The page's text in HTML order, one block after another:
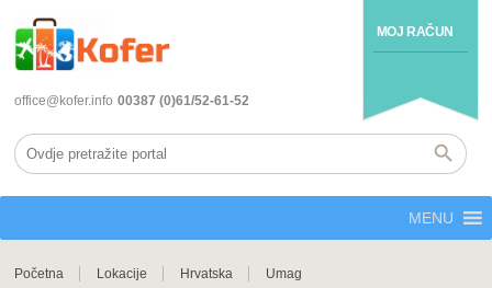
MOJ RAČUN
office@kofer.info 00387 (0)61/52-61-52
MENU
Početna Lokacije Hrvatska Umag